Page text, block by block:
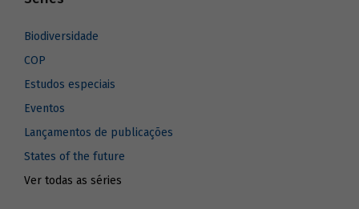
Biodiversidade
COP
Estudos especiais
Eventos
Lançamentos de publicações
States of the future
Ver todas as séries